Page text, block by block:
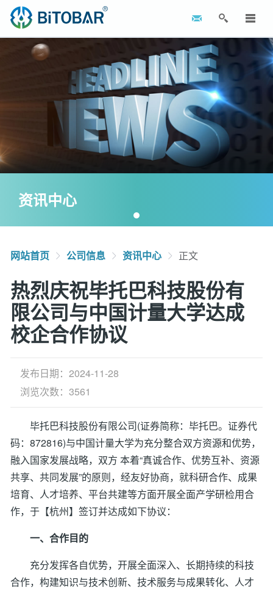
资讯中心
网站首页 公司信息 资讯中心 正文
热烈庆祝毕托巴科技股份有
限公司与中国计量大学达成
校企合作协议
发布日期：2024-11-28
浏览次数：3561
毕托巴科技股份有限公司(证券简称：毕托巴。证券代
码：872816)与中国计量大学为充分整合双方资源和优势，
融入国家发展战略，双方 本着“真诚合作、优势互补、资源
共享、共同发展”的原则，经友好协商，就科研合作、成果
培育、人才培养、平台共建等方面开展全面产学研检用合
作，于【杭州】签订并达成如下协议：
一、合作目的
充分发挥各自优势，开展全面深入、长期持续的科技
合作，构建知识与技术创新、技术服务与成果转化、人才